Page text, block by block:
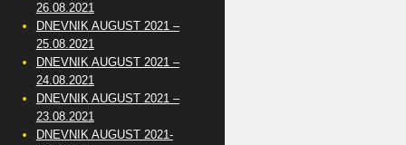
26.08.2021
DNEVNIK AUGUST 2021 –
25.08.2021
DNEVNIK AUGUST 2021 –
24.08.2021
DNEVNIK AUGUST 2021 –
23.08.2021
DNEVNIK AUGUST 2021-